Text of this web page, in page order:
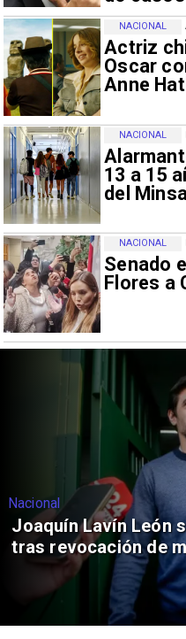
Actriz
Oscar
Anne
NACIONAL
13 a 15
del Minsal
NACIONAL
Senado
Flores a
NACIONAL
Nacional
Joaquín Lavín León
tras revocación de